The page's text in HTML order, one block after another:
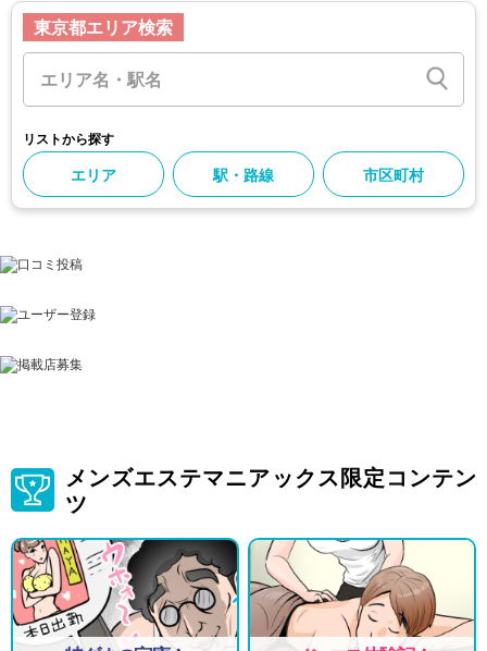
東京都エリア検索
リストから探す
エリア 駅・路線 市区町村
メンズエステマニアックス限定コンテン
ツ